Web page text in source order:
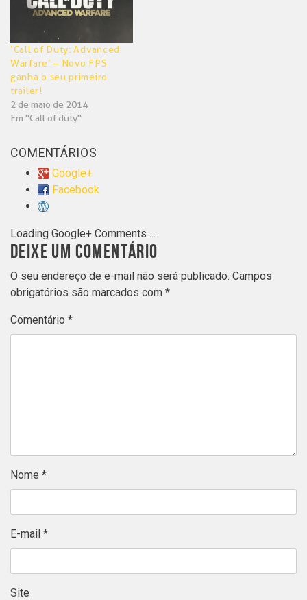
‘Call of Duty: Advanced
Warfare’ – Novo FPS
ganha o seu primeiro
trailer!
2 de maio de 2014
Em "Call of duty"
COMENTÁRIOS
Google+
Facebook
Loading Google+ Comments ...
DEIXE UM COMENTÁRIO
O seu endereço de e-mail não será publicado. Campos
obrigatórios são marcados com *
Comentário *
Nome *
E-mail *
Site